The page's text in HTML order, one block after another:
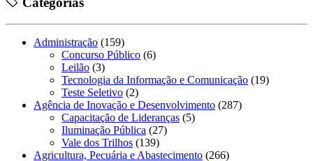
Administração (159)
Concurso Público (6)
Leilão (3)
Tecnologia da Informação e Comunicação (19)
Teste Seletivo (2)
Agência de Inovação e Desenvolvimento (287)
Capacitação de Lideranças (5)
Iluminação Pública (27)
Vale dos Trilhos (139)
Agricultura, Pecuária e Abastecimento (266)